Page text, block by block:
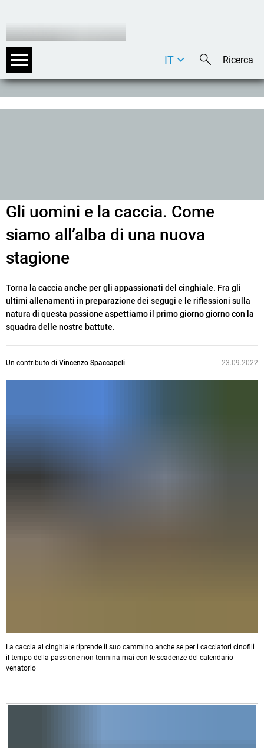
DE
IT
Gli uomini e la caccia. Come
siamo all’alba di una nuova
stagione
Torna la caccia anche per gli appassionati del cinghiale. Fra gli
ultimi allenamenti in preparazione dei segugi e le riflessioni sulla
natura di questa passione aspettiamo il primo giorno giorno con la
squadra delle nostre battute.
Un contributo di Vincenzo Spaccapeli 23.09.2022
La caccia al cinghiale riprende il suo cammino anche se per i cacciatori cinofili
il tempo della passione non termina mai con le scadenze del calendario
venatorio